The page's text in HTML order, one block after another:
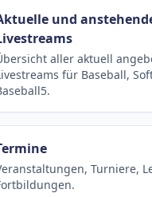
und
aller aktuell
für Baseball,
Turniere,